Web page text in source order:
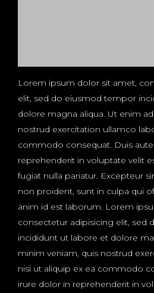
Lorem ipsum dolor sit amet,
elit, sed do eiusmod tempor
dolore magna aliqua. Ut enim
nostrud exercitation ullamco
commodo consequat. Duis
reprehenderit in voluptate velit
fugiat nulla pariatur. Excepteur
non proident, sunt in culpa qui
anim id est laborum. Lorem
consectetur adipisicing elit, sed
incididunt ut labore et dolore
minim veniam, quis nostrud
nisi ut aliquip ex ea commodo
irure dolor in reprehenderit in